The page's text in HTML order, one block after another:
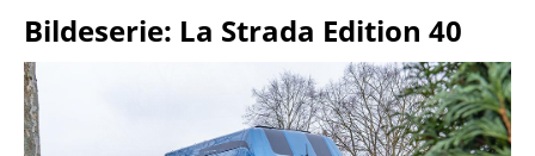
Bildeserie: La Strada Edition 40
260107_40Jahre_Aussen_7454.jpg
260107_40Jahre_Aussen_7460.jpg
260107_40Jahre_Aussen_7463.jpg
260107_40Jahre_Aussen_7466.jpg
260107_40Jahre_Aussen_7470.jpg
Skjermbilde
2026-
Skjermbilde
2026-